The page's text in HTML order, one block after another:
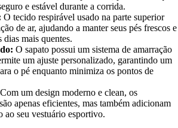
e estável durante a corrida.
O tecido respirável usado na parte superior
de ar, ajudando a manter seus pés frescos e
dias mais quentes.
O sapato possui um sistema de amarração
um ajuste personalizado, garantindo um
o pé enquanto minimiza os pontos de
Com um design moderno e clean, os
apenas eficientes, mas também adicionam
ao seu vestuário esportivo.